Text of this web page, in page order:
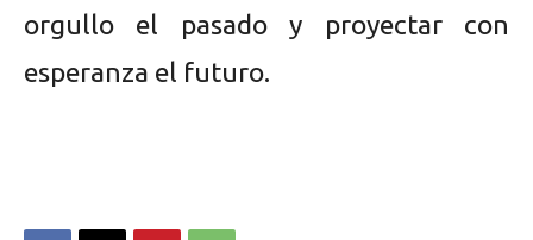
orgullo el pasado y proyectar con
esperanza el futuro.